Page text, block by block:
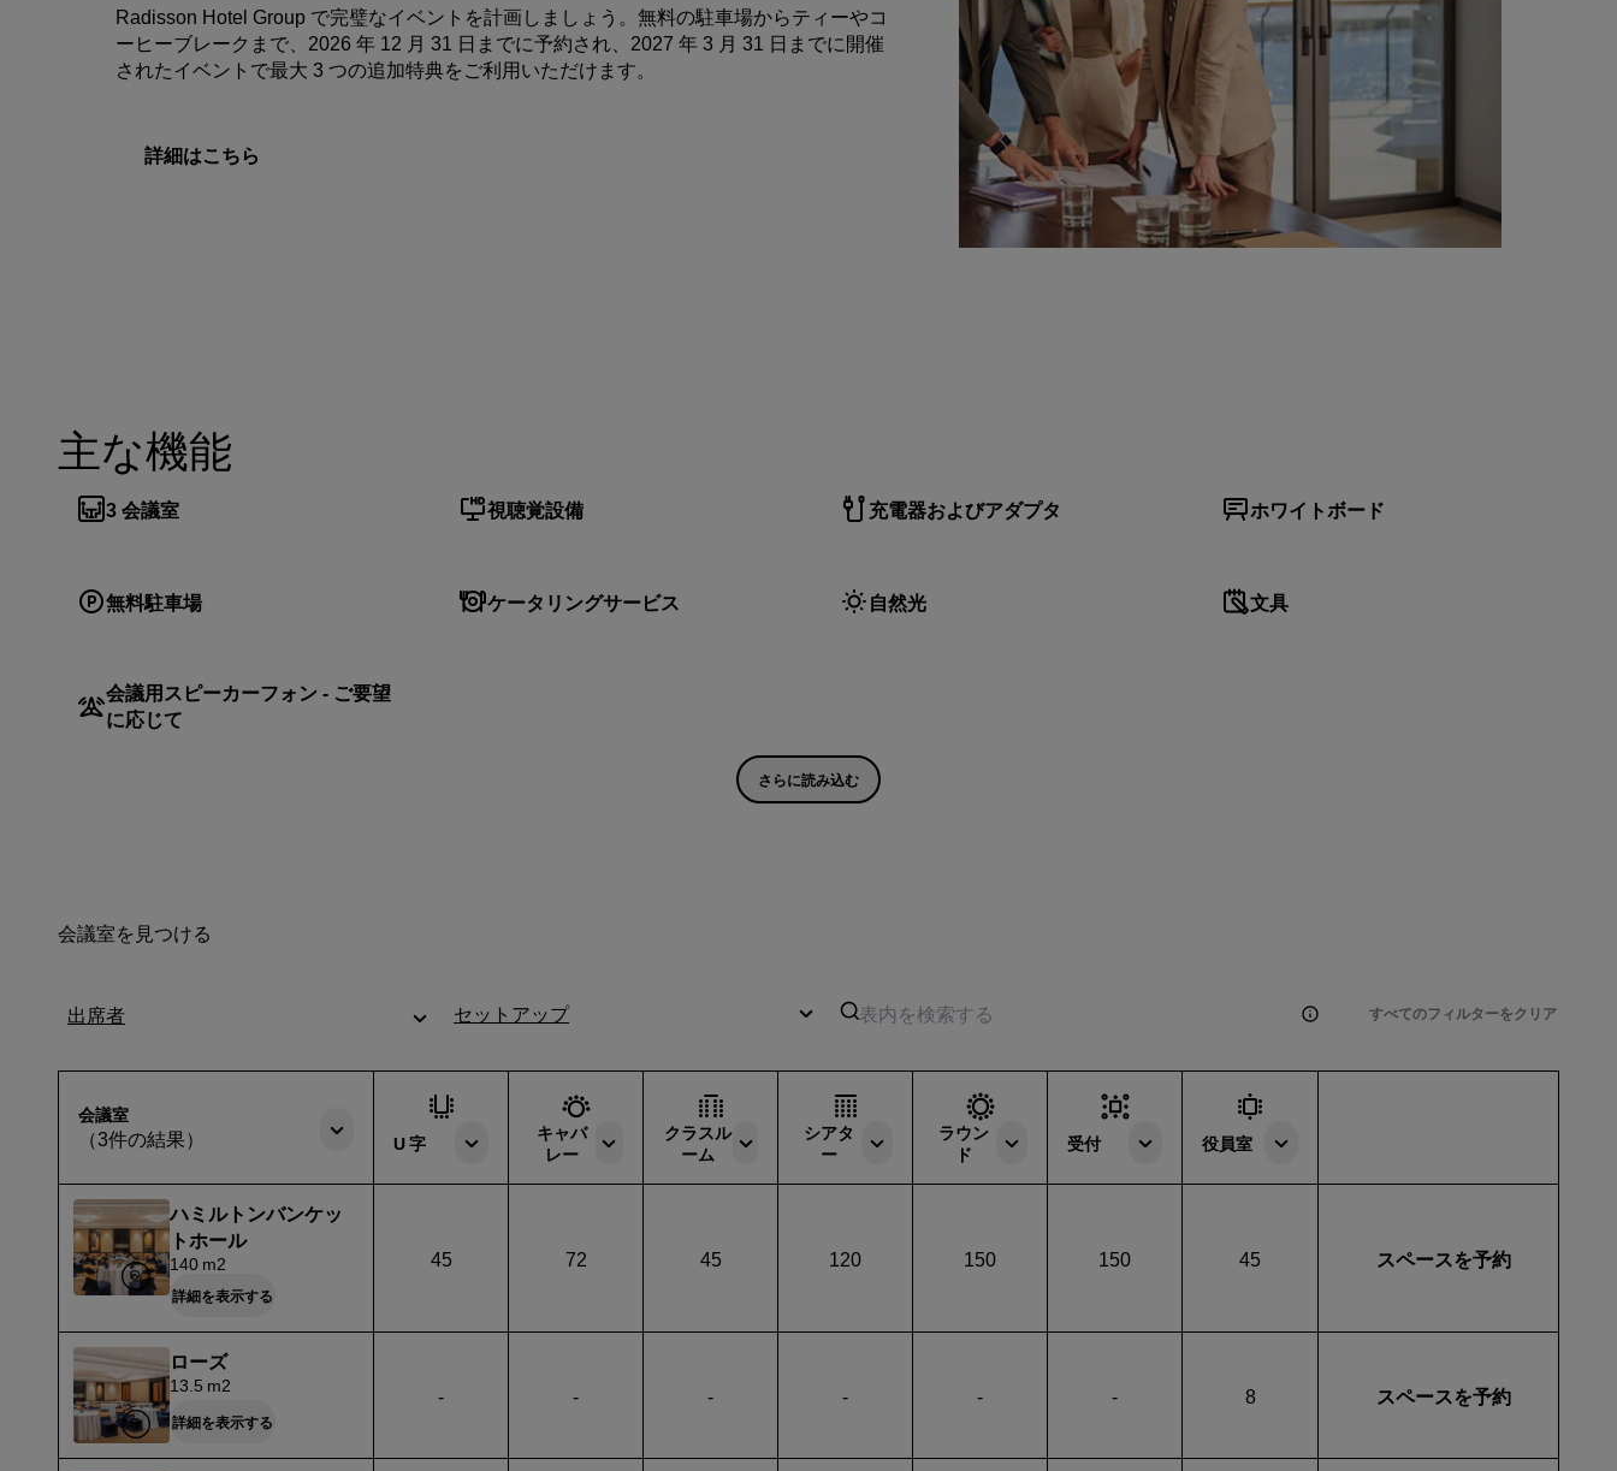
Radisson Hotel Group で完璧なイベントを計画しましょう。無料の駐車場からティーやコ
ーヒーブレークまで、2026 年 12 月 31 日までに予約され、2027 年 3 月 31 日までに開催
されたイベントで最大 3 つの追加特典をご利用いただけます。
詳細はこちら
主な機能
3会議室 視聴覚設備 充電器およびアダプタ ホワイトボード
無料駐車場 ケータリングサービス 自然光 文具
会議用スピーカーフォン - ご要望
に応じて
さらに読み込む
会議室を見つける
出席者 セットアップ すべてのフィルターをクリア
会議室
（3件の結果） U 字
キャバ
レー
クラスル
ーム
シアタ
ー
ラウン
ド
受付 役員室
ハミルトンバンケッ
トホール
140 m2
詳細を表示する
45 72 45 120 150 150 45 スペースを予約
ローズ
13.5 m2
詳細を表示する
- - - - - - 8 スペースを予約